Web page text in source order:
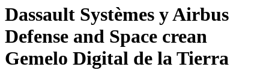
Dassault Systèmes y Airbus
Defense and Space crean
Gemelo Digital de la Tierra